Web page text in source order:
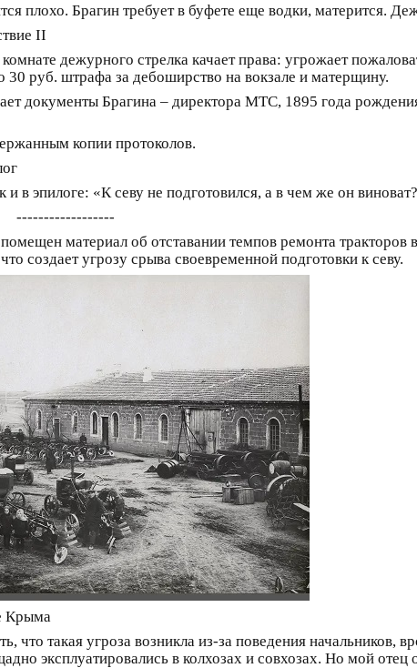
плохо. Брагин требует в буфете еще водки, матерится.
II
дежурного стрелка качает права: угрожает
30 руб. штрафа за дебоширство на вокзале и матерщину.
документы Брагина – директора МТС, 1895 года
копии протоколов.
и в эпилоге: «К севу не подготовился, а в чем же он
материал об отставании темпов ремонта
создает угрозу срыва своевременной подготовки к севу.
Крыма
что такая угроза возникла из-за поведения начальников,
эксплуатировались в колхозах и совхозах. Но мой